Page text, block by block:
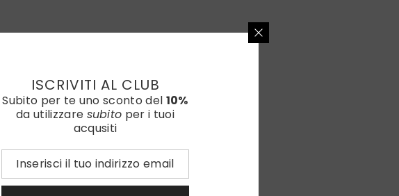
ISCRIVITI AL CLUB
Subito per te uno sconto del 10%
da utilizzare subito per i tuoi
acqusiti